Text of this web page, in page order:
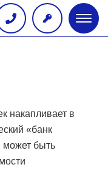
меню